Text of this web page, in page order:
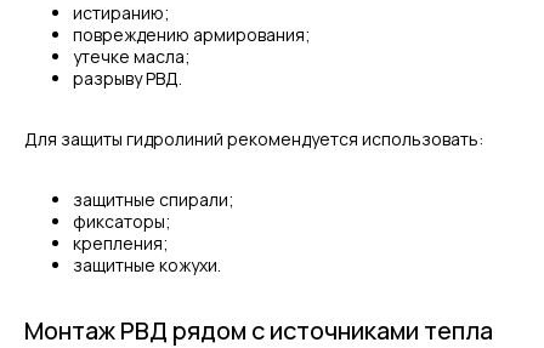
истиранию;
повреждению армирования;
утечке масла;
разрыву РВД.
Для защиты гидролиний рекомендуется использовать:
защитные спирали;
фиксаторы;
крепления;
защитные кожухи.
Монтаж РВД рядом с источниками тепла